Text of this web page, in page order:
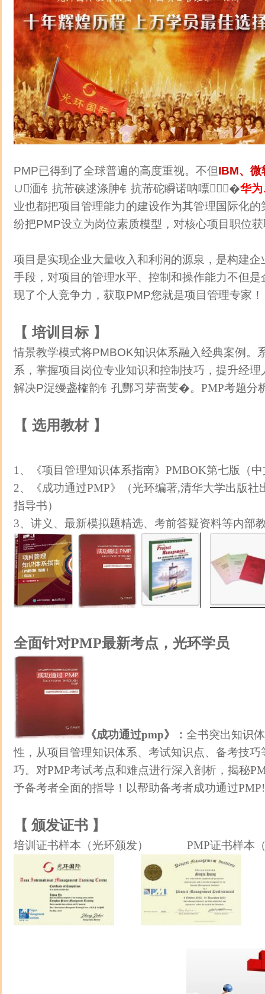
PMP已得到了全球普遍的高度重视。不但IBM、微
∪湎钅抗芾硖逑涤胂钅抗芾砣瞬诺呐嘌�华
业也都把项目管理能力的建设作为其管理国际化
纷把PMP设立为岗位素质模型，对核心项目职位
项目是实现企业大量收入和利润的源泉，是构建
手段，对项目的管理水平、控制和操作能力不但
现了个人竞争力，获取PMP您就是项 目管理专家！
【 培训目标 】
情景教学模式将PMBOK知识体系融入经典案例。
系，掌握项目岗位专业知识和控制技巧，提升经
解决Ρ浞缦盏榷韵钅孔酆习芽啬芰�。PMP考题分
【 选用教材 】
1、《项目管理知识体系指南》PMBOK第七版（
2、《成功通过PMP》（光环编著,清华大学出版
指导书）
3、讲义、最新模拟题精选、考前答疑资料等内部
全面针对PMP最新考点，光环学员
《成功通过pmp》： 全书突出知识
性，从项目管理知识体系、考试知识点、备考技
巧。对PMP考试考点和难点进行深入剖析，揭秘
予备考者全面的指导！以帮助备考者成功通过
【 颁发证书 】
培训证书样本（光环颁发） PMP证书样本